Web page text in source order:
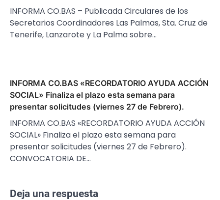
INFORMA CO.BAS – Publicada Circulares de los
Secretarios Coordinadores Las Palmas, Sta. Cruz de
Tenerife, Lanzarote y La Palma sobre…
INFORMA CO.BAS «RECORDATORIO AYUDA ACCIÓN
SOCIAL» Finaliza el plazo esta semana para
presentar solicitudes (viernes 27 de Febrero).
INFORMA CO.BAS «RECORDATORIO AYUDA ACCIÓN
SOCIAL» Finaliza el plazo esta semana para
presentar solicitudes (viernes 27 de Febrero).
CONVOCATORIA DE…
Deja una respuesta